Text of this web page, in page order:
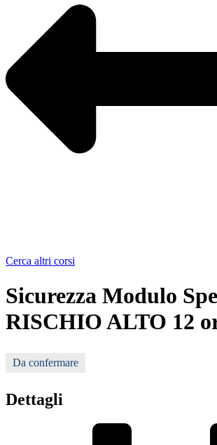
Cerca altri corsi
Sicurezza Modulo
RISCHIO ALTO 12
Da confermare
Dettagli